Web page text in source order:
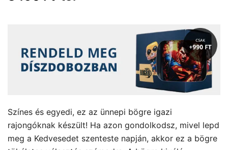
Színes és egyedi, ez az ünnepi bögre igazi
rajongóknak készült! Ha azon gondolkodsz, mivel lepd
meg a Kedvesedet szenteste napján, akkor ez a bögre